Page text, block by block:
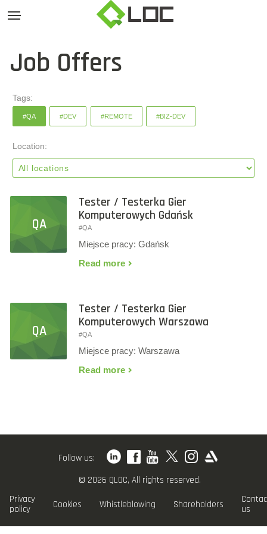
Job Offers
Tags:
#QA #DEV #REMOTE #BIZ-DEV
Location:
QA
Tester / Testerka Gier
Komputerowych Gdańsk
#QA
Miejsce pracy: Gdańsk
Read more
QA
Tester / Testerka Gier
Komputerowych Warszawa
#QA
Miejsce pracy: Warszawa
Read more
Follow us:
© 2026 QLOC, All rights reserved.
Privacy
policy
Cookies Whistleblowing Shareholders
us